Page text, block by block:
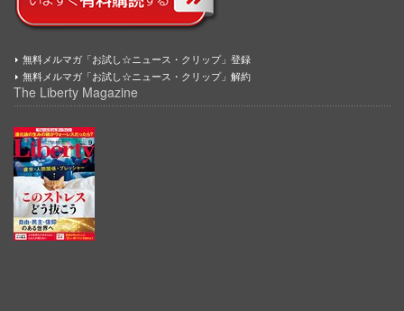
無料メルマガ「お試し☆ニュース・クリップ」登録
無料メルマガ「お試し☆ニュース・クリップ」解約
The Liberty Magazine